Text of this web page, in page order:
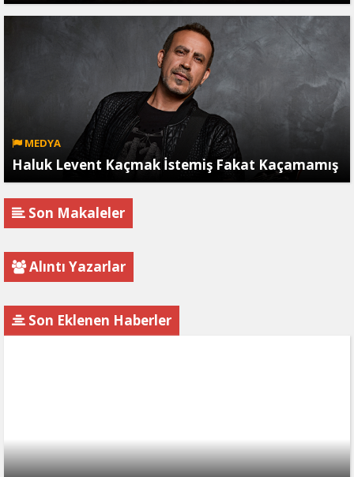
MEDYA
Haluk Levent Kaçmak İstemiş Fakat Kaçamamış
Son Makaleler
Alıntı Yazarlar
Son Eklenen Haberler